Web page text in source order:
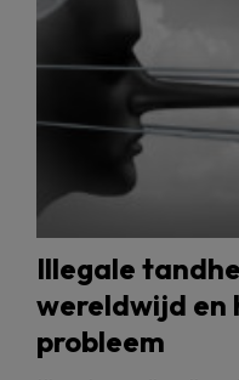
Illegale
wereldwijd en
probleem